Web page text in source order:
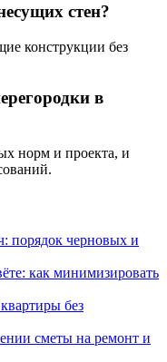
стен?
конструкции без
в
норм и проекта, и
порядок черновых и
как минимизировать
без
сметы на ремонт и